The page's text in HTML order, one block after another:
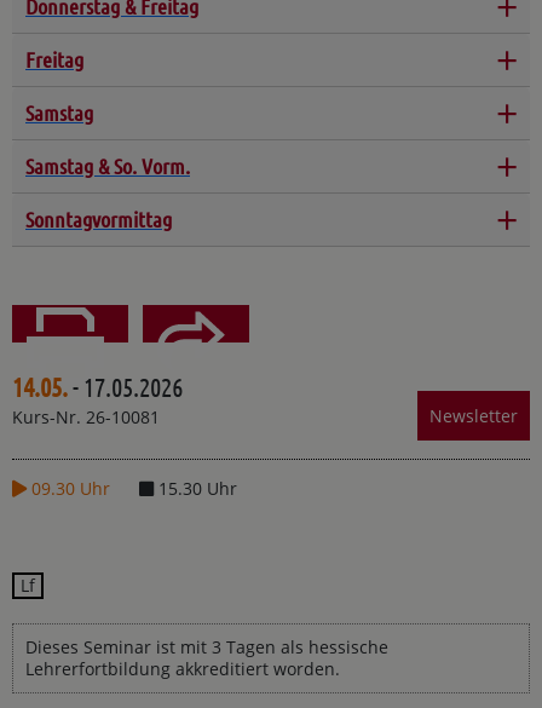
Donnerstag & Freitag
Freitag +
Samstag +
Samstag & So. Vorm. +
Sonntagvormittag +
Drucken Teilen
14.05.- 17.05.2026
Kurs-Nr. 26-10081 Newsletter
09.30 Uhr 15.30 Uhr
Lf
Dieses Seminar ist mit 3 Tagen als hessische
Lehrerfortbildung akkreditiert worden.